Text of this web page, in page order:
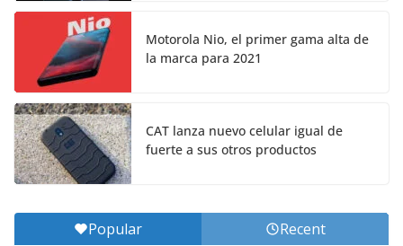
Motorola Nio, el primer gama alta de
la marca para 2021
CAT lanza nuevo celular igual de
fuerte a sus otros productos
Popular Recent